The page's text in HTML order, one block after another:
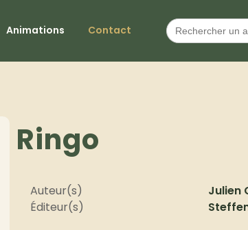
Animations Contact
Search
for:
Ringo
Auteur(s)
Julien
Éditeur(s)